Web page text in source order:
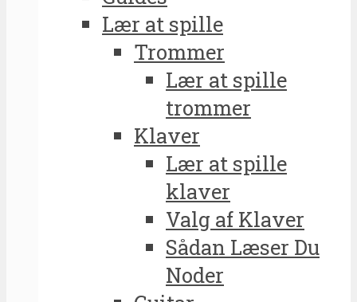
Lær at spille
Trommer
Lær at spille
trommer
Klaver
Lær at spille
klaver
Valg af Klaver
Sådan Læser Du
Noder